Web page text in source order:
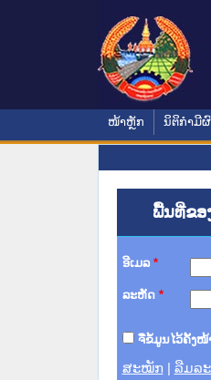
ໜ້າຫຼັກ ນິຕິກໍາມີ
ພື້ນທີ່ຂອ
ອີເມລ *
ລະຫັດ *
ຈື່ຂໍ້ມູນໄວ້ຄັ້ງໜ້
ສະໝັກ ລືມລ